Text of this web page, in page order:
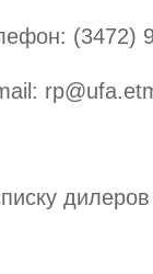
(3472)
дилеров